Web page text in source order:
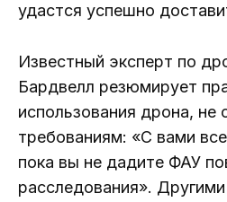
удастся успешно
Известный эксперт по
Бардвелл резюмирует
использования дрона, не
требованиям: «С вами
пока вы не дадите ФАУ
расследования».